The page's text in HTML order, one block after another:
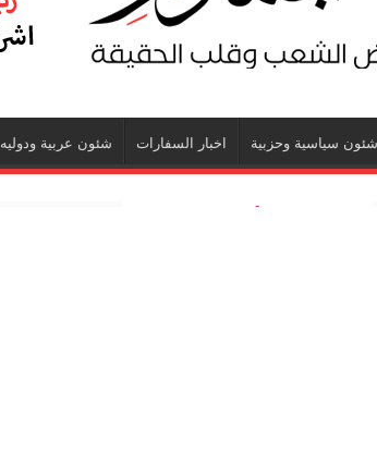
شئون سياسية وحزبية اخبار السفارات شئون عربية ودوليه